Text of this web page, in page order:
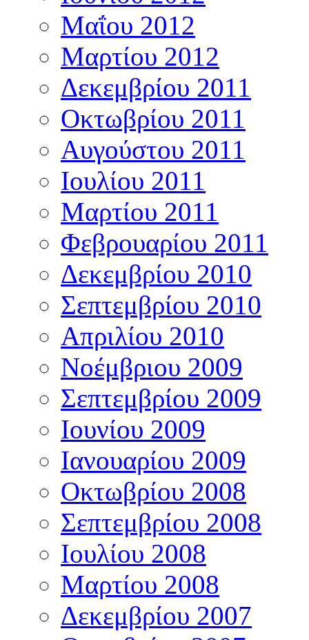
Μαΐου 2012
Μαρτίου 2012
Δεκεμβρίου 2011
Οκτωβρίου 2011
Αυγούστου 2011
Ιουλίου 2011
Μαρτίου 2011
Φεβρουαρίου 2011
Δεκεμβρίου 2010
Σεπτεμβρίου 2010
Απριλίου 2010
Νοέμβριου 2009
Σεπτεμβρίου 2009
Ιουνίου 2009
Ιανουαρίου 2009
Οκτωβρίου 2008
Σεπτεμβρίου 2008
Ιουλίου 2008
Μαρτίου 2008
Δεκεμβρίου 2007